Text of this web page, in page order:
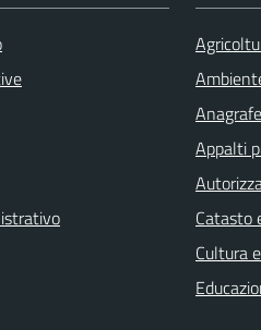
Appalti
Catasto
Cultura